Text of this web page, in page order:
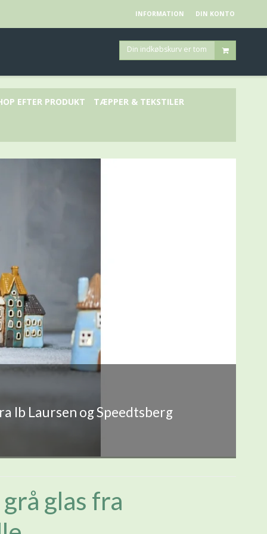
INFORMATION DIN KONTO
Din indkøbskurv er tom
EFTER PRODUKT TÆPPER & TEKSTILER
Ib Laursen og Speedtsberg
glas fra